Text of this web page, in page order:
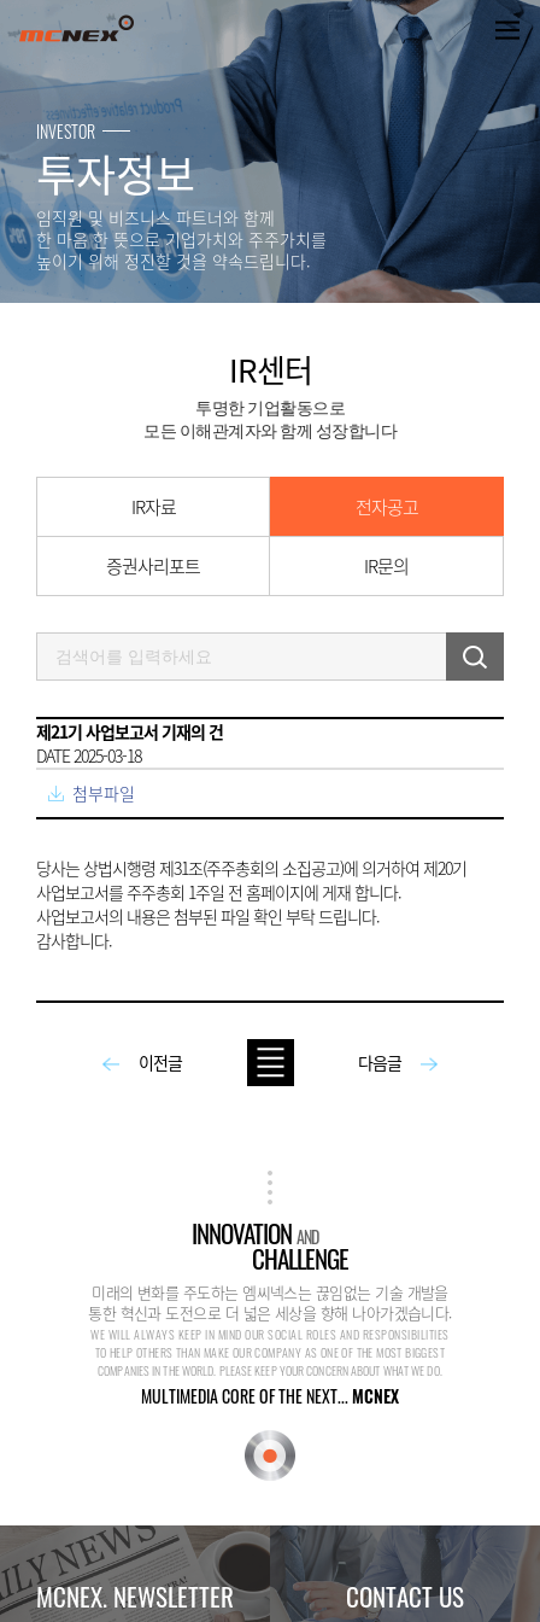
제21기 사업보고서 기재의 건
INVESTOR
투자정보
임직원 및 비즈니스 파트너와 함께
한 마음 한 뜻으로 기업가치와 주주가치를
높이기 위해 정진할 것을 약속드립니다.
IR센터
투명한 기업활동으로
모든 이해관계자와 함께 성장합니다
IR자료 전자공고
증권사리포트 IR문의
제21기 사업보고서 기재의 건
DATE 2025-03-18
첨부파일
당사는 상법시행령 제31조(주주총회의 소집공고)에 의거하여 제20기
사업보고서를 주주총회 1주일 전 홈페이지에 게재 합니다.
사업보고서의 내용은 첨부된 파일 확인 부탁 드립니다.
감사합니다.
이전글 다음글
INNOVATIONAND
CHALLENGE
미래의 변화를 주도하는 엠씨넥스는 끊임없는 기술 개발을
통한 혁신과 도전으로 더 넓은 세상을 향해 나아가겠습니다.
WE WILL ALWAYS KEEP IN MIND OUR SOCIAL ROLES AND RESPONSIBILITIES
TO HELP OTHERS THAN MAKE OUR COMPANY AS ONE OF THE MOST BIGGEST
COMPANIES IN THE WORLD. PLEASE KEEP YOUR CONCERN ABOUT WHAT WE DO.
MULTIMEDIA CORE OF THE NEXT...MCNEX
MCNEX. NEWSLETTER CONTACT US